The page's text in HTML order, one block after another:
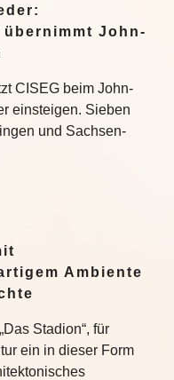
John-
CISEG beim John-
einsteigen. Sieben
und Sachsen-
Ambiente
Stadion“, für
ein in dieser Form